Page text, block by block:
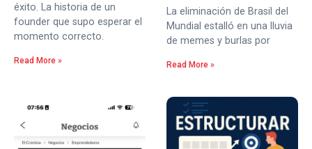
éxito. La historia de un
founder que supo esperar el
momento correcto.
Read More »
La eliminación de Brasil del
Mundial estalló en una lluvia
de memes y burlas por
Read More »